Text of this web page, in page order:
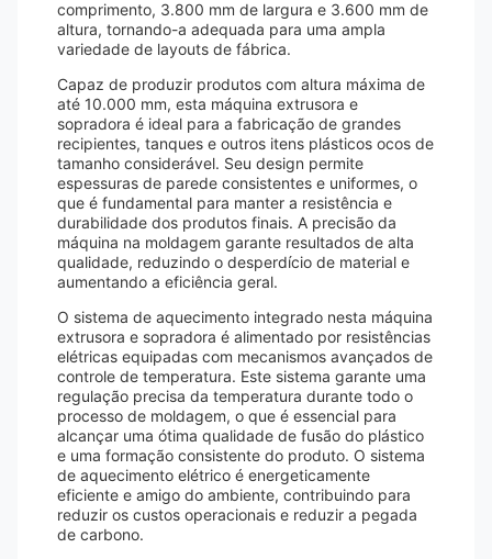
comprimento, 3.800 mm de largura e 3.600 mm de
altura, tornando-a adequada para uma ampla
variedade de layouts de fábrica.
Capaz de produzir produtos com altura máxima de
até 10.000 mm, esta máquina extrusora e
sopradora é ideal para a fabricação de grandes
recipientes, tanques e outros itens plásticos ocos de
tamanho considerável. Seu design permite
espessuras de parede consistentes e uniformes, o
que é fundamental para manter a resistência e
durabilidade dos produtos finais. A precisão da
máquina na moldagem garante resultados de alta
qualidade, reduzindo o desperdício de material e
aumentando a eficiência geral.
O sistema de aquecimento integrado nesta máquina
extrusora e sopradora é alimentado por resistências
elétricas equipadas com mecanismos avançados de
controle de temperatura. Este sistema garante uma
regulação precisa da temperatura durante todo o
processo de moldagem, o que é essencial para
alcançar uma ótima qualidade de fusão do plástico
e uma formação consistente do produto. O sistema
de aquecimento elétrico é energeticamente
eficiente e amigo do ambiente, contribuindo para
reduzir os custos operacionais e reduzir a pegada
de carbono.